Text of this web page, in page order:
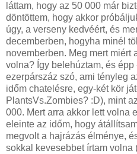
láttam, hogy az 50 000 már
döntöttem, hogy akkor
úgy, a verseny kedvéért, és
decemberben, hogyha minél
novemberben. Meg mert miért
volna? Így belehúztam, és
ezerpárszáz szó, ami tényleg
időm chatelésre, egy-két kör
PlantsVs.Zombies? :D), mint
000. Mert arra akkor lett volna
eleinte az időm, hogy
megvolt a hajrázás élménye,
sokkal kevesebbet írtam volna